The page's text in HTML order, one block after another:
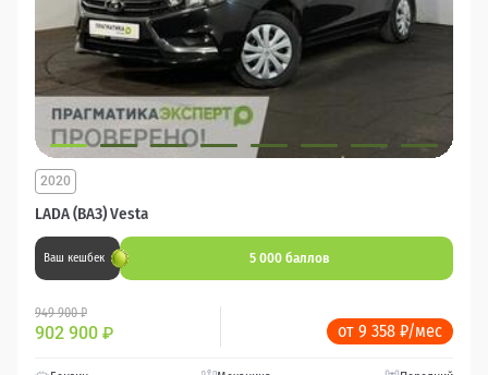
LADA (ВАЗ) Vesta
2020
Ваш кешбек 5 000 баллов
949 900 ₽
902 900 ₽ от 9 358 ₽/мес